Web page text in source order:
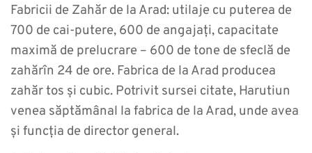
Fabricii de Zahăr de la Arad: utilaje cu puterea de
700 de cai-putere, 600 de angajați, capacitate
maximă de prelucrare – 600 de tone de sfeclă de
zahărîn 24 de ore. Fabrica de la Arad producea
zahăr tos și cubic. Potrivit sursei citate, Harutiun
venea săptămânal la fabrica de la Arad, unde avea
și funcția de director general.